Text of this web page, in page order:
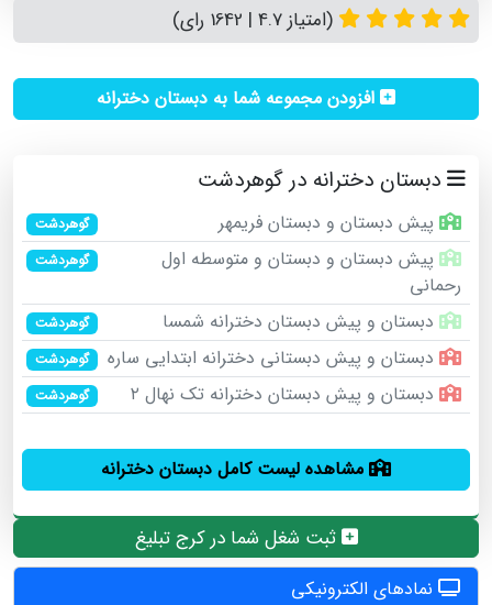
(امتیاز 4.7 | 1642 رای)
افزودن مجموعه شما به دبستان دخترانه
دبستان دخترانه در گوهردشت
پیش دبستان و دبستان فریمهر گوهردشت
پیش دبستان و دبستان و متوسطه اول
رحمانی
گوهردشت
دبستان و پیش دبستان دخترانه شمسا گوهردشت
دبستان و پیش دبستانی دخترانه ابتدایی ساره گوهردشت
دبستان و پیش دبستان دخترانه تک نهال ۲ گوهردشت
مشاهده لیست کامل دبستان دخترانه
ثبت شغل شما در کرج تبلیغ
نمادهای الکترونیکی